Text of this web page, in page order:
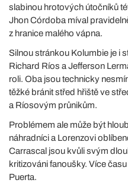
slabinou hrotových útočníků
Jhon Córdoba míval
z hranice malého vápna.
Silnou stránkou Kolumbie je i
Richard Ríos a Jefferson
roli. Oba jsou technicky
těžké bránit střed hřiště ve
a Ríosovým průnikům.
Problémem ale může být
náhradníci a Lorenzovi
Carrascal jsou kvůli svým
kritizováni fanoušky. Více
Puerta.